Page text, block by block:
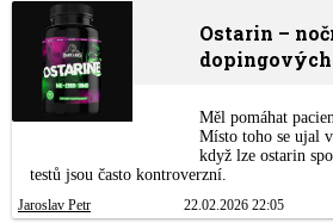
Ostarin –
Měl pomáhat
Místo toho se ujal
když lze ostarin
testů jsou často kontroverzní.
Jaroslav Petr 22.02.2026 22:05